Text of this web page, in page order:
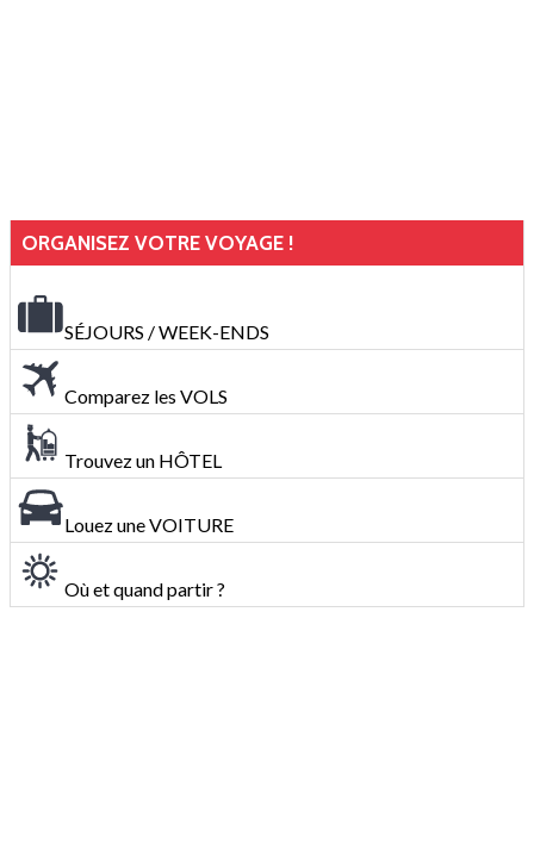
ORGANISEZ VOTRE VOYAGE !
SÉJOURS / WEEK-ENDS
Comparez les VOLS
Trouvez un HÔTEL
Louez une VOITURE
Où et quand partir ?